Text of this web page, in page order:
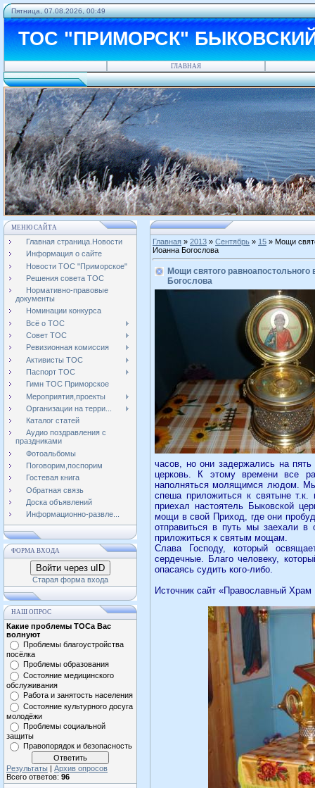
Пятница, 07.08.2026, 00:49
ТОС "ПРИМОРСК"
ГЛАВНАЯ
МЕНЮ САЙТА
Главная страница.Новости
Информация о сайте
Новости ТОС "Приморское"
Решения совета ТОС
Нормативно-правовые
документы
Номинации конкурса
Всё о ТОС
Совет ТОС
Ревизионная комиссия
Активисты ТОС
Паспорт ТОС
Гимн ТОС Приморское
Мероприятия,проекты
Организации на терри...
Каталог статей
Аудио поздравления с
праздниками
Фотоальбомы
Поговорим,поспорим
Гостевая книга
Обратная связь
Доска объявлений
Информационно-развле...
ФОРМА ВХОДА
Войти через uID
Старая форма входа
НАШ ОПРОС
Какие проблемы ТОСа Вас
волнуют
Проблемы благоустройства
посёлка
Проблемы образования
Состояние медицинского
обслуживания
Работа и занятость населения
Состояние культурного досуга
молодёжи
Проблемы социальной
защиты
Правопорядок и безопасность
Результаты | Архив опросов
Всего ответов: 96
Главная » 2013 » Сентябрь » 15 » Мощи
Иоанна Богослова
Мощи святого
Богослова
часов, но они задержались на
церковь. К этому времени все
наполняться молящимся людом.
спеша приложиться к святыне
приехал настоятель Быковской
мощи в свой Приход, где они
отправиться в путь мы заехали
приложиться к святым мощам.
Слава Господу, который
сердечные. Благо человеку,
опасаясь судить кого-либо.
Источник сайт «Православный